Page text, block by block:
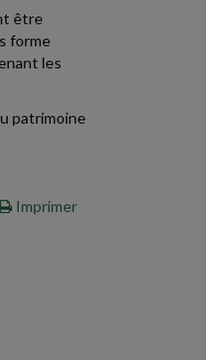
être
forme
les
patrimoine
Imprimer